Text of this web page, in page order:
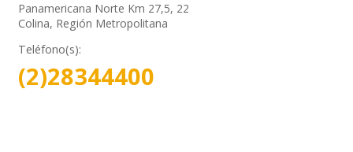
Panamericana Norte Km 27,5, 22
Colina, Región Metropolitana
Teléfono(s):
(2)28344400